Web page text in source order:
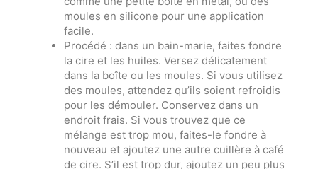
moules en silicone pour une application
facile.
Procédé : dans un bain-marie, faites fondre
la cire et les huiles. Versez délicatement
dans la boîte ou les moules. Si vous utilisez
des moules, attendez qu’ils soient refroidis
pour les démouler. Conservez dans un
endroit frais. Si vous trouvez que ce
mélange est trop mou, faites-le fondre à
nouveau et ajoutez une autre cuillère à café
de cire. S’il est trop dur, ajoutez un peu plus